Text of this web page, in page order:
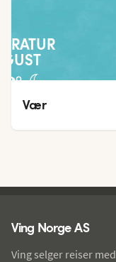
°
Vær
Ving Norge AS
Ving selger reiser